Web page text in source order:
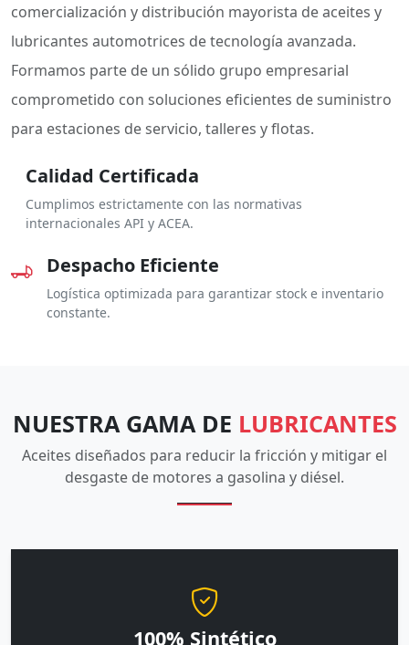
comercialización y distribución mayorista de aceites y
lubricantes automotrices de tecnología avanzada.
Formamos parte de un sólido grupo empresarial
comprometido con soluciones eficientes de suministro
para estaciones de servicio, talleres y flotas.
Calidad Certificada
Cumplimos estrictamente con las normativas
internacionales API y ACEA.
Despacho Eficiente
Logística optimizada para garantizar stock e inventario
constante.
NUESTRA GAMA DE LUBRICANTES
Aceites diseñados para reducir la fricción y mitigar el
desgaste de motores a gasolina y diésel.
100% Sintético